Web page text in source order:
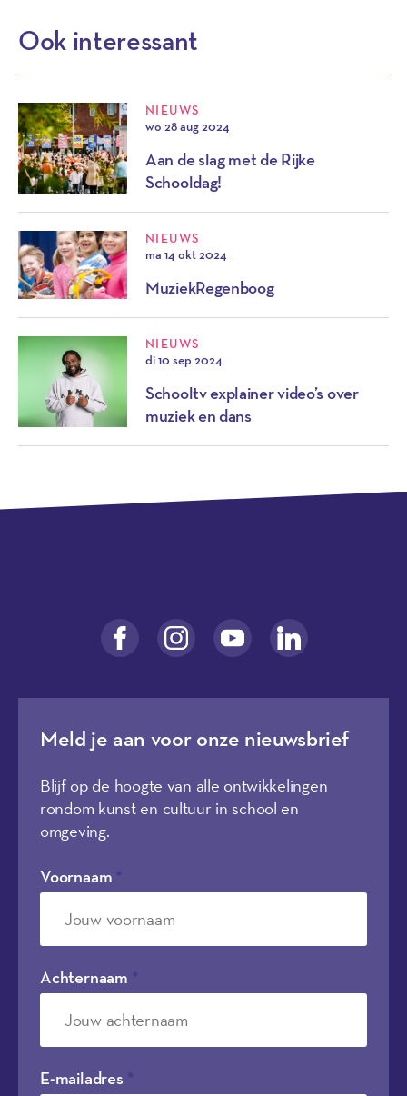
Ook interessant
NIEUWS
wo 28 aug 2024
Aan de slag met de Rijke
Schooldag!
NIEUWS
ma 14 okt 2024
MuziekRegenboog
NIEUWS
di 10 sep 2024
Schooltv explainer video’s over
muziek en dans
Meld je aan voor onze nieuwsbrief
Blijf op de hoogte van alle ontwikkelingen
rondom kunst en cultuur in school en
omgeving.
Voornaam
Achternaam
E-mailadres